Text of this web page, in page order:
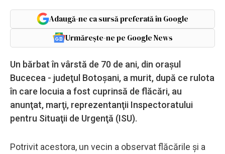
Adaugă-ne ca sursă preferată în Google
Urmărește-ne pe Google News
Un bărbat în vârstă de 70 de ani, din oraşul
Bucecea - judeţul Botoşani, a murit, după ce rulota
în care locuia a fost cuprinsă de flăcări, au
anunţat, marţi, reprezentanţii Inspectoratului
pentru Situaţii de Urgenţă (ISU).
Potrivit acestora, un vecin a observat flăcările şi a